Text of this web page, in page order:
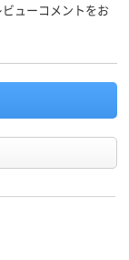
ューコメントをお